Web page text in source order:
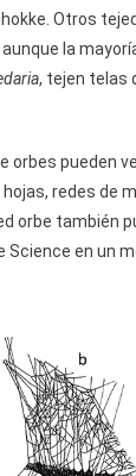
Otros
la
, tejen telas
pueden
redes de
orbe también
Science en un